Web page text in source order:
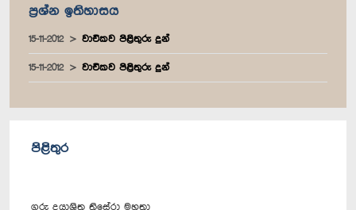
ප්‍රශ්න ඉතිහාසය
15-11-2012 වාචිකව පිළිතුරු දුන්
15-11-2012 වාචිකව පිළිතුරු දුන්
පිළිතුර
ගරු දයාශ්‍රිත තිසේරා මහතා